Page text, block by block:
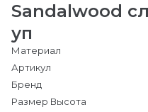
Sandalwood
уп
Материал
Артикул
Бренд
Размер Высота